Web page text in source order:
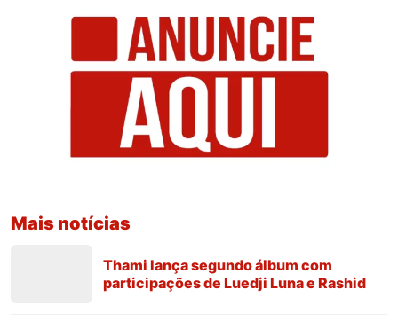
Mais notícias
Thami lança segundo álbum com
participações de Luedji Luna e Rashid